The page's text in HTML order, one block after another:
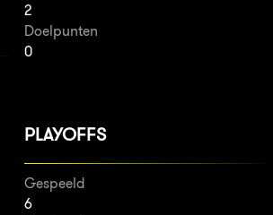
2
Doelpunten
0
PLAYOFFS
Gespeeld
6